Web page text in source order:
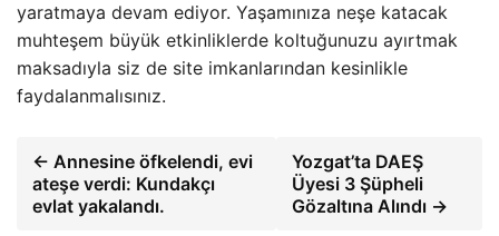
yaratmaya devam ediyor. Yaşamınıza neşe katacak
muhteşem büyük etkinliklerde koltuğunuzu ayırtmak
maksadıyla siz de site imkanlarından kesinlikle
faydalanmalısınız.
← Annesine öfkelendi, evi
ateşe verdi: Kundakçı
evlat yakalandı.
Yozgat’ta DAEŞ
Üyesi 3 Şüpheli
Gözaltına Alındı →